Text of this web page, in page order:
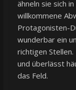
ähneln sie sich
willkommene
Protagonisten-
wunderbar ein
richtigen
und überlässt
das Feld.